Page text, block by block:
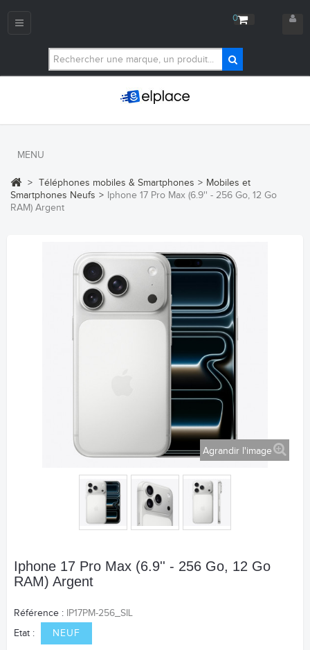
0
Navigation
MENU
> Téléphones mobiles & Smartphones > Mobiles et
Smartphones Neufs > Iphone 17 Pro Max (6.9'' - 256 Go, 12 Go
RAM) Argent
Agrandir l'image
Iphone 17 Pro Max (6.9'' - 256 Go, 12 Go
RAM) Argent
Référence : IP17PM-256_SIL
Etat :
NEUF